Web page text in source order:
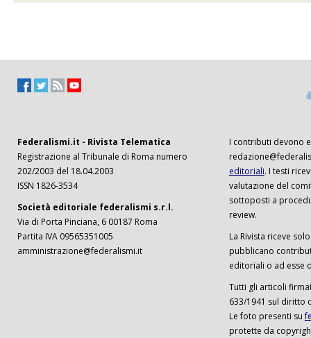
Federalismi.it - Rivista Telematica
Registrazione al Tribunale di Roma numero
202/2003 del 18.04.2003
ISSN 1826-3534
Società editoriale federalismi s.r.l.
Via di Porta Pinciana, 6 00187 Roma
Partita IVA 09565351005
amministrazione@federalismi.it
I contributi devono
editoriali. I testi
valutazione del
sottoposti a
review.
La Rivista riceve
pubblicano
editoriali o ad esse
Tutti gli articoli
633/1941 sul diritto
Le foto presenti su
protette da